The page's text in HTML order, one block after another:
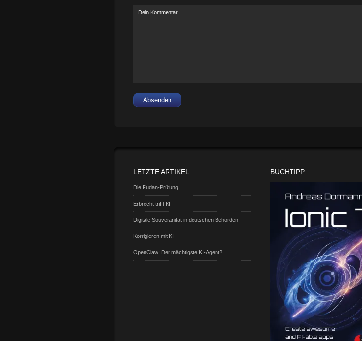
Absenden
LETZTE ARTIKEL
Die Fudan-Prüfung
Erbrecht trifft KI
Digitale Souveränität in deutschen Behörden
Korrigieren mit KI
OpenClaw: Der mächtigste KI-Agent?
BUCHTIPP